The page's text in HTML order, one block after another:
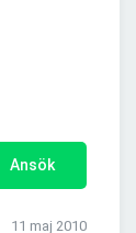
Ansök
11 maj 2010